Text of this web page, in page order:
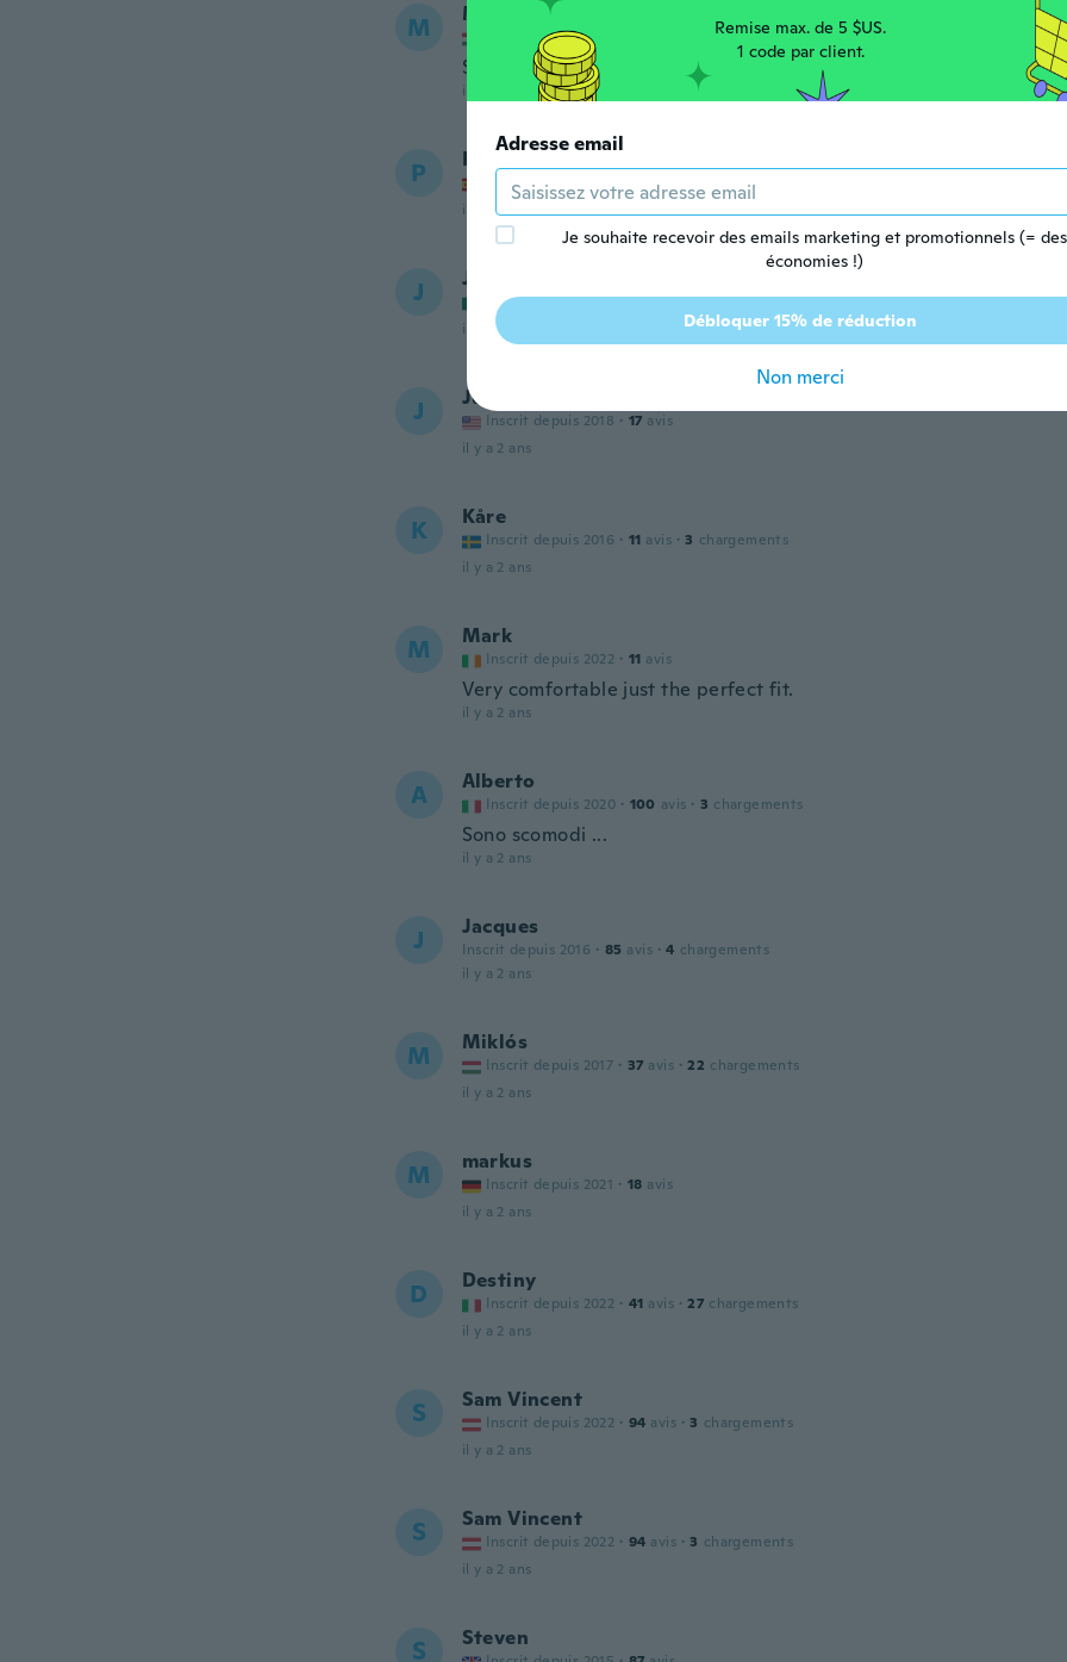
M Márk
Inscrit depuis 2023
Szuper kényelmes, nagyon jó.
il y a 2 ans
P Pedro
Inscrit depuis 2023
avis
il y a 2 ans
J Juan
Inscrit depuis 2020 · 40 avis
il y a 2 ans
J Juan
Inscrit depuis 2018 · 17 avis
il y a 2 ans
K Kåre
Inscrit depuis 2016 · 11 avis · 3 chargements
il y a 2 ans
M Mark
Inscrit depuis 2022 · 11 avis
Very comfortable just the perfect fit.
il y a 2 ans
A Alberto
Inscrit depuis 2020 · 100 avis · 3 chargements
Sono scomodi ...
il y a 2 ans
J Jacques
Inscrit depuis 2016 · 85 avis · 4 chargements
il y a 2 ans
M Miklós
Inscrit depuis 2017 · 37 avis · 22 chargements
il y a 2 ans
M markus
Inscrit depuis 2021 · 18 avis
il y a 2 ans
D Destiny
Inscrit depuis 2022 · 41 avis · 27 chargements
il y a 2 ans
S Sam Vincent
Inscrit depuis 2022 · 94 avis · 3 chargements
il y a 2 ans
S Sam Vincent
Inscrit depuis 2022 · 94 avis · 3 chargements
il y a 2 ans
S Steven
Remise max. de 5 $US.
1 code par client.
Adresse email
Je souhaite recevoir des emails marketing et promotionnels (= des
économies !)
Débloquer 15% de réduction
Non merci